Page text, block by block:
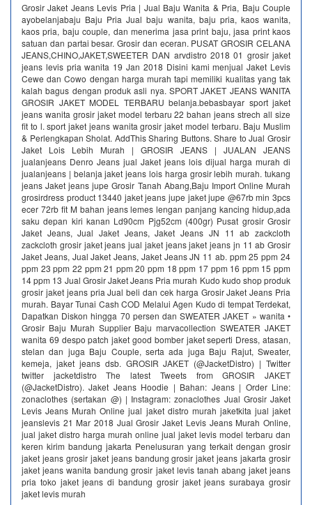
Grosir Jaket Jeans Levis Pria | Jual Baju Wanita & Pria, Baju Couple
ayobelanjabaju Baju Pria Jual baju wanita, baju pria, kaos wanita,
kaos pria, baju couple, dan menerima jasa print baju, jasa print kaos
satuan dan partai besar. Grosir dan eceran. PUSAT GROSIR CELANA
JEANS,CHINO,JAKET,SWEETER DAN arvdistro 2018 01 grosir jaket
jeans levis pria wanita 19 Jan 2018 Disini kami menjual Jaket Levis
Cewe dan Cowo dengan harga murah tapi memiliki kualitas yang tak
kalah bagus dengan produk asli nya. SPORT JAKET JEANS WANITA
GROSIR JAKET MODEL TERBARU belanja.bebasbayar sport jaket
jeans wanita grosir jaket model terbaru 22 bahan jeans strech all size
fit to l. sport jaket jeans wanita grosir jaket model terbaru. Baju Muslim
& Perlengkapan Sholat. AddThis Sharing Buttons. Share to Jual Grosir
Jaket Lois Lebih Murah | GROSIR JEANS | JUALAN JEANS
jualanjeans Denro Jeans jual Jaket jeans lois dijual harga murah di
jualanjeans | belanja jaket jeans lois harga grosir lebih murah. tukang
jeans Jaket jeans jupe Grosir Tanah Abang,Baju Import Online Murah
grosirdress product 13440 jaket jeans jupe jaket jupe @67rb min 3pcs
ecer 72rb fit M bahan jeans lemes lengan panjang kancing hidup,ada
saku depan kiri kanan Ld90cm Pjg52cm (400gr) Pusat grosir Grosir
Jaket Jeans, Jual Jaket Jeans, Jaket Jeans JN 11 ab zackcloth
zackcloth grosir jaket jeans jual jaket jeans jaket jeans jn 11 ab Grosir
Jaket Jeans, Jual Jaket Jeans, Jaket Jeans JN 11 ab. ppm 25 ppm 24
ppm 23 ppm 22 ppm 21 ppm 20 ppm 18 ppm 17 ppm 16 ppm 15 ppm
14 ppm 13 Jual Grosir Jaket Jeans Pria murah Kudo kudo shop produk
grosir jaket jeans pria Jual beli dan cek harga Grosir Jaket Jeans Pria
murah. Bayar Tunai Cash COD Melalui Agen Kudo di tempat Terdekat,
Dapatkan Diskon hingga 70 persen dan SWEATER JAKET » wanita •
Grosir Baju Murah Supplier Baju marvacollection SWEATER JAKET
wanita 69 despo patch jaket good bomber jaket seperti Dress, atasan,
stelan dan juga Baju Couple, serta ada juga Baju Rajut, Sweater,
kemeja, jaket jeans dsb. GROSIR JAKET (@JacketDistro) | Twitter
twitter jacketdistro The latest Tweets from GROSIR JAKET
(@JacketDistro). Jaket Jeans Hoodie | Bahan: Jeans | Order Line:
zonaclothes (sertakan @) | Instagram: zonaclothes Jual Grosir Jaket
Levis Jeans Murah Online jual jaket distro murah jaketkita jual jaket
jeanslevis 21 Mar 2018 Jual Grosir Jaket Levis Jeans Murah Online,
jual jaket distro harga murah online jual jaket levis model terbaru dan
keren kirim bandung jakarta Penelusuran yang terkait dengan grosir
jaket jeans grosir jaket jeans bandung grosir jaket jeans jakarta grosir
jaket jeans wanita bandung grosir jaket levis tanah abang jaket jeans
pria toko jaket jeans di bandung grosir jaket jeans surabaya grosir
jaket levis murah